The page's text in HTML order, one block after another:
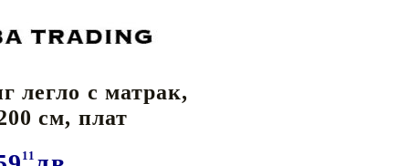
и софтбол
и лакрос
спортно оборудване
легло с матрак,
см, плат
11